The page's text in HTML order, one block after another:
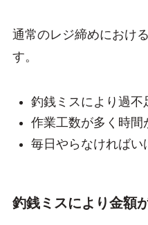
通常のレジ締めにおけ
す。
釣銭ミスにより過不
作業工数が多く時間
毎日やらなければい
釣銭ミスにより金額